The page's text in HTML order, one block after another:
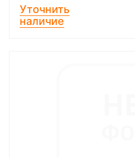
Уточнить
наличие